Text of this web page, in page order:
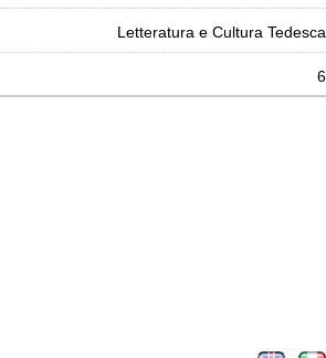
Letteratura e Cultura Tedesca
6